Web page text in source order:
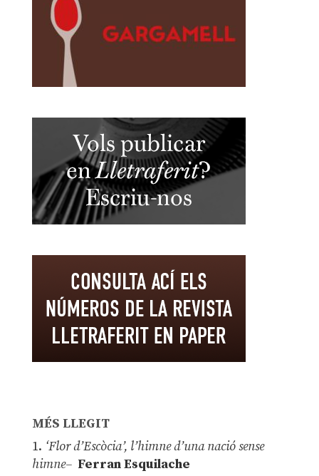
MÉS LLEGIT
1. ‘Flor d’Escòcia’, l’himne d’una nació sense
himne– Ferran Esquilache